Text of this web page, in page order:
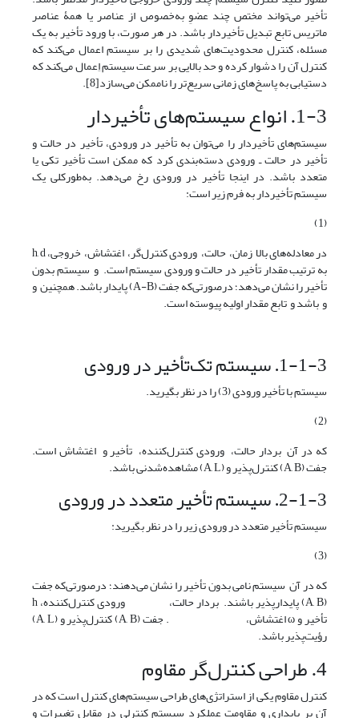
تأخیر می‌تواند مختص چند عضوِ به‌خصوص از عناصر یا همۀ عناصر
ماتریس تابع تبدیل تأخیردار باشد. در هر صورت، با ورود تأخیر به یک
مسئله، کنترل محدودیت‌های شدیدی را بر سیستم اعمال می‌کند که
کنترل آن را دشوار کرده و حد بالایی بر سرعت سیستم اِعمال می‌کند که
دستیابی به پاسخ‌های زمانی سریع‌تر را ناممکن می‌سازد[8].
1-3. انواع سیستم‌های تأخیردار
سیستم‌های تأخیردار را می‌توان به تأخیر در ورودی، تأخیر در حالت و
تأخیر در حالت ـ ورودی دسته‌بندی کرد که ممکن است تأخیر تکی یا
متعدد باشد. در اینجا تأخیر در ورودی رخ می‌دهد. به‌طورکلی یک
سیستم تأخیردار به فرم زیر است:
(1)
در معادله‌های بالا زمان، حالت، ورودی کنترل‌گر، اغتشاش، خروجی، h, d
به ترتیب مقدار تأخیر در حالت و ورودی سیستم است. و سیستم بدون
تأخیر را نشان می‌دهد؛ درصورتی‌که جفت (A-B) پایدار باشد. همچنین و
و باشد و تابع مقدار اولیه پیوسته است.
1-1-3. سیستم تک‌تأخیر در ورودی
سیستم با تأخیر ورودی (3) را در نظر بگیرید.
(2)
که در آن بردار حالت، ورودی کنترل‌کننده، تأخیر و اغتشاش است.
جفت (A, B) کنترل‌پذیر و (A, L) مشاهده‌شدنی باشد.
2-1-3. سیستم تأخیر متعدد در ورودی
سیستم تأخیر متعدد در ورودی زیر را در نظر بگیرید:
(3)
که در آن سیستم نامی بدون تأخیر را نشان می‌دهند؛ درصورتی‌که جفت
(A, B) پایدارپذیر باشند. بردار حالت، ورودی کنترل‌کننده، h
تأخیر و ω اغتشاش، . جفت (A, B) کنترل‌پذیر و (A, L)
رؤیت‌پذیر باشد.
4. طراحی کنترل‌گر مقاوم
کنترل مقاوم یکی از استراتژی‌های طراحی سیستم‌های کنترل است که در
آن بر پایداری و مقاومت عملکرد سیستم کنترلی در مقابل تغییرات و